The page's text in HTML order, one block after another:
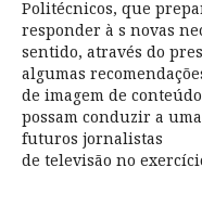
Politécnicos, que
responder à s novas
sentido, através do
algumas
de imagem de
possam conduzir a
futuros jornalistas
de televisão no